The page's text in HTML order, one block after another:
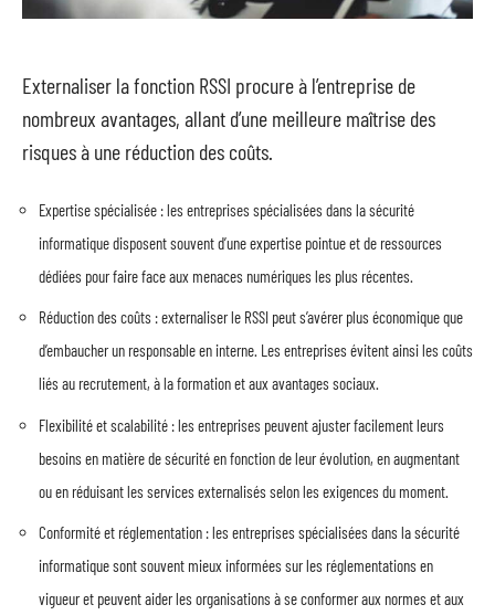
Externaliser la fonction RSSI procure à l’entreprise de
nombreux avantages, allant d’une meilleure maîtrise des
risques à une réduction des coûts.
Expertise spécialisée : les entreprises spécialisées dans la sécurité
informatique disposent souvent d’une expertise pointue et de ressources
dédiées pour faire face aux menaces numériques les plus récentes.
Réduction des coûts : externaliser le RSSI peut s’avérer plus économique que
d’embaucher un responsable en interne. Les entreprises évitent ainsi les coûts
liés au recrutement, à la formation et aux avantages sociaux.
Flexibilité et scalabilité : les entreprises peuvent ajuster facilement leurs
besoins en matière de sécurité en fonction de leur évolution, en augmentant
ou en réduisant les services externalisés selon les exigences du moment.
Conformité et réglementation : les entreprises spécialisées dans la sécurité
informatique sont souvent mieux informées sur les réglementations en
vigueur et peuvent aider les organisations à se conformer aux normes et aux